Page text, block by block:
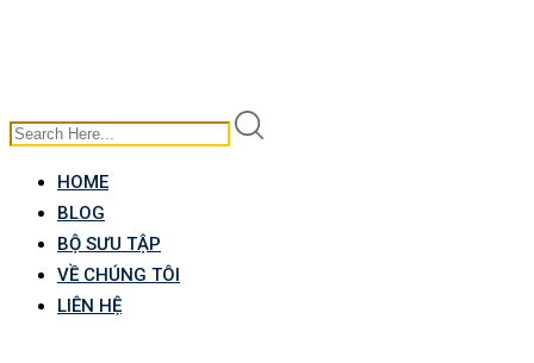
HOME
BLOG
BỘ SƯU TẬP
VỀ CHÚNG TÔI
LIÊN HỆ